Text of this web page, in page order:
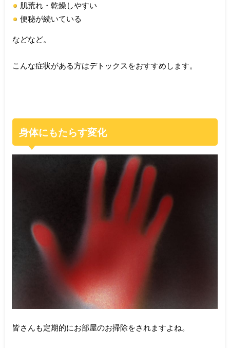
肌荒れ・乾燥しやすい
便秘が続いている
などなど。
こんな症状がある方はデトックスをおすすめします。
身体にもたらす変化
皆さんも定期的にお部屋のお掃除をされますよね。